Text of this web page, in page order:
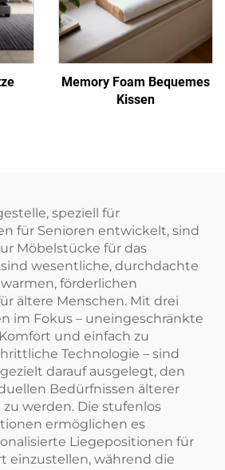
Memory Foam Bequemes
Kissen
speziell für
für Senioren entwickelt, sind
Möbelstücke für das
sind wesentliche, durchdachte
förderlichen
ältere Menschen. Mit drei
im Fokus – uneingeschränkte
und einfach zu
Technologie – sind
darauf ausgelegt, den
Bedürfnissen älterer
werden. Die stufenlos
ermöglichen es
Liegepositionen für
einzustellen, während die